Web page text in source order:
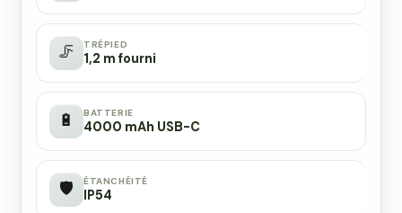
🦵 TRÉPIED
1,2 m fourni
🔋 BATTERIE
4000 mAh USB-C
🛡️ ÉTANCHÉITÉ
IP54